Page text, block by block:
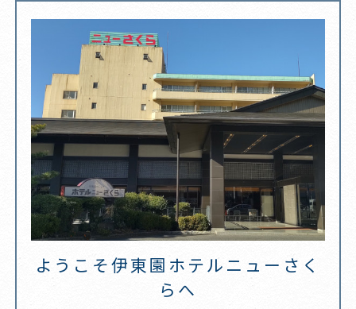
ようこそ伊東園ホテルニューさく
らへ